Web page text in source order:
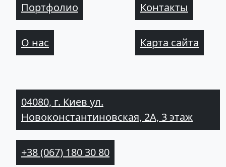
Портфолио
О нас
Контакты
Карта сайта
04080, г. Киев ул.
Новоконстантиновская, 2А, 3 этаж
+38 (067) 180 30 80